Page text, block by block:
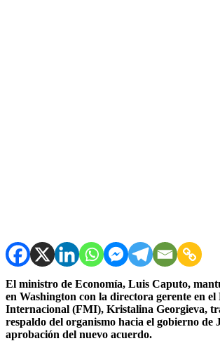
El ministro de Economía, Luis Caputo,
en Washington con la directora gerente en
Internacional (FMI), Kristalina Georgieva,
respaldo del organismo hacia el gobierno de
aprobación del nuevo acuerdo.